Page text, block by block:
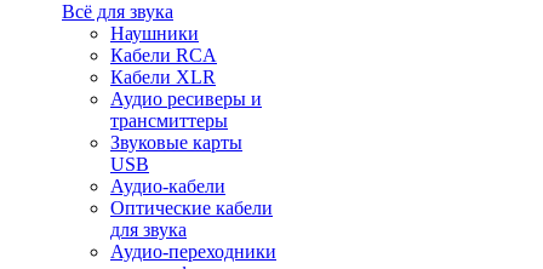
Всё для звука
Наушники
Кабели RCA
Кабели XLR
Аудио ресиверы и
трансмиттеры
Звуковые карты
USB
Аудио-кабели
Оптические кабели
для звука
Аудио-переходники